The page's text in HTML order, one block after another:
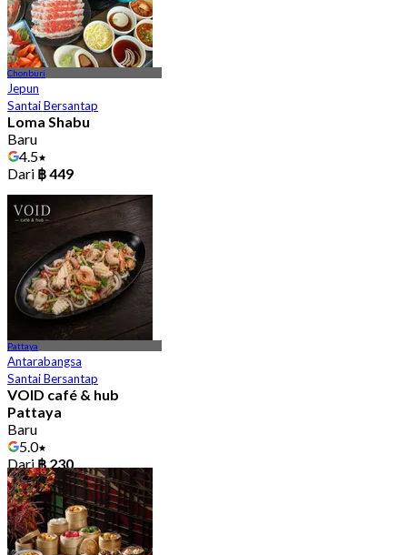
Chonburi
Jepun
Santai Bersantap
Loma Shabu
Baru
4.5
Dari ฿ 449
Pattaya
Antarabangsa
Santai Bersantap
VOID café & hub
Pattaya
Baru
5.0
Dari ฿ 230